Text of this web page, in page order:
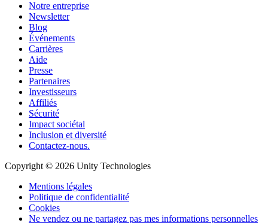
Notre entreprise
Newsletter
Blog
Événements
Carrières
Aide
Presse
Partenaires
Investisseurs
Affiliés
Sécurité
Impact sociétal
Inclusion et diversité
Contactez-nous.
Copyright © 2026 Unity Technologies
Mentions légales
Politique de confidentialité
Cookies
Ne vendez ou ne partagez pas mes informations personnelles